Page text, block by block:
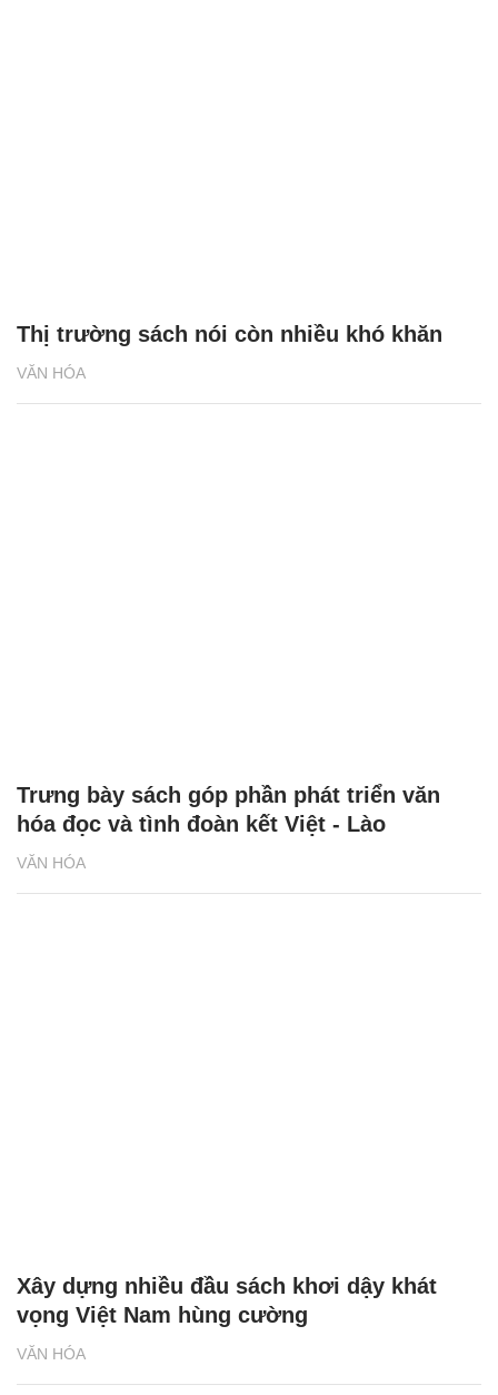
VĂN HÓA
Thị trường sách nói còn nhiều khó khăn
VĂN HÓA
Trưng bày sách góp phần phát triển văn
hóa đọc và tình đoàn kết Việt - Lào
VĂN HÓA
Xây dựng nhiều đầu sách khơi dậy khát
vọng Việt Nam hùng cường